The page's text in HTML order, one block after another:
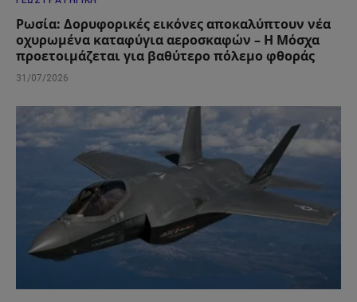
Ρωσία: Δορυφορικές εικόνες αποκαλύπτουν νέα
οχυρωμένα καταφύγια αεροσκαφών – Η Μόσχα
προετοιμάζεται για βαθύτερο πόλεμο φθοράς
31/07/2026